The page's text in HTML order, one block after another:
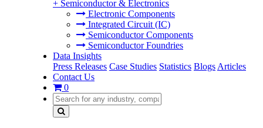
+ Semiconductor & Electronics
Electronic Components
Integrated Circuit (IC)
Semiconductor Components
Semiconductor Foundries
Data Insights
Press Releases Case Studies Statistics Blogs Articles
Contact Us
0